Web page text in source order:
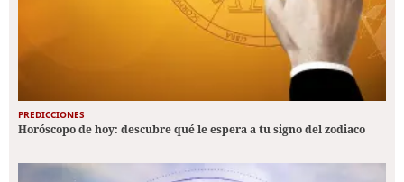
PREDICCIONES
Horóscopo de hoy: descubre qué le espera a tu signo del zodiaco